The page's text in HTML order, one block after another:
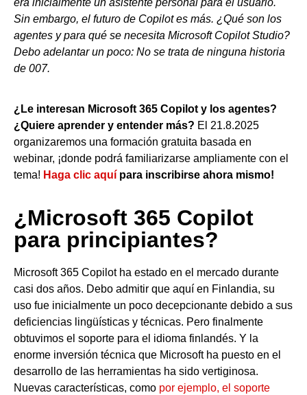
era inicialmente un asistente personal para el usuario.
Sin embargo, el futuro de Copilot es más. ¿Qué son los
agentes y para qué se necesita Microsoft Copilot Studio?
Debo adelantar un poco: No se trata de ninguna historia
de 007.
¿Le interesan Microsoft 365 Copilot y los agentes?
¿Quiere aprender y entender más? El 21.8.2025
organizaremos una formación gratuita basada en
webinar, ¡donde podrá familiarizarse ampliamente con el
tema! Haga clic aquí para inscribirse ahora mismo!
¿Microsoft 365 Copilot
para principiantes?
Microsoft 365 Copilot ha estado en el mercado durante
casi dos años. Debo admitir que aquí en Finlandia, su
uso fue inicialmente un poco decepcionante debido a sus
deficiencias lingüísticas y técnicas. Pero finalmente
obtuvimos el soporte para el idioma finlandés. Y la
enorme inversión técnica que Microsoft ha puesto en el
desarrollo de las herramientas ha sido vertiginosa.
Nuevas características, como por ejemplo, el soporte